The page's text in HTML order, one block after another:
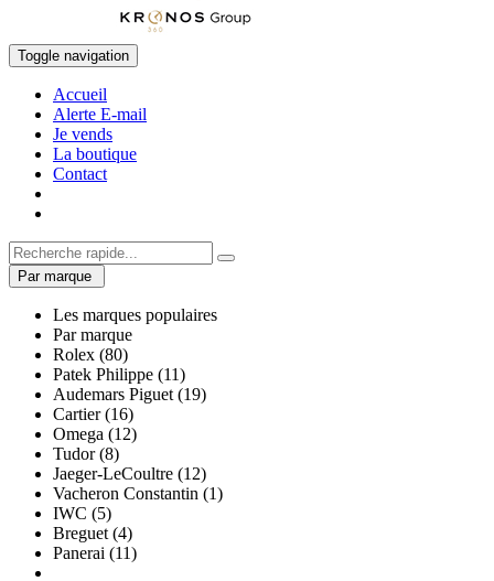
Toggle navigation
Accueil
Alerte E-mail
Je vends
La boutique
Contact
Par marque
Les marques populaires
Par marque
Rolex (80)
Patek Philippe (11)
Audemars Piguet (19)
Cartier (16)
Omega (12)
Tudor (8)
Jaeger-LeCoultre (12)
Vacheron Constantin (1)
IWC (5)
Breguet (4)
Panerai (11)